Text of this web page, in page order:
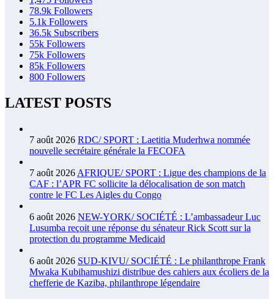
78.9k Followers
5.1k Followers
36.5k Subscribers
55k Followers
75k Followers
85k Followers
800 Followers
LATEST POSTS
7 août 2026 RDC/ SPORT : Laetitia Muderhwa nommée
nouvelle secrétaire générale la FECOFA
7 août 2026 AFRIQUE/ SPORT : Ligue des champions de la
CAF : l’APR FC sollicite la délocalisation de son match
contre le FC Les Aigles du Congo
6 août 2026 NEW-YORK/ SOCIÉTÉ : L’ambassadeur Luc
Lusumba reçoit une réponse du sénateur Rick Scott sur la
protection du programme Medicaid
6 août 2026 SUD-KIVU/ SOCIÉTÉ : Le philanthrope Frank
Mwaka Kubihamushizi distribue des cahiers aux écoliers de la
chefferie de Kaziba, philanthrope légendaire